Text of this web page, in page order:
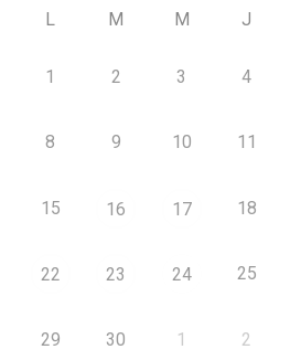
L M M J
1 2 3 4
8 9 10 11
15 16 17 18
22 23 24 25
29 30 1 2